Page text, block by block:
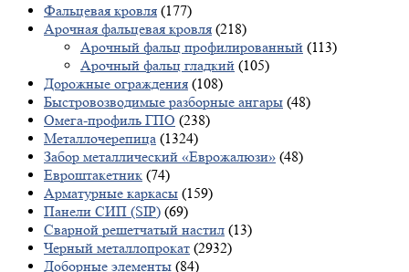
Фальцевая кровля (177)
Арочная фальцевая кровля (218)
Арочный фальц профилированный (113)
Арочный фальц гладкий (105)
Дорожные ограждения (108)
Быстровозводимые разборные ангары (48)
Омега-профиль ГПО (238)
Металлочерепица (1324)
Забор металлический «Еврожалюзи» (48)
Евроштакетник (74)
Арматурные каркасы (159)
Панели СИП (SIP) (69)
Сварной решетчатый настил (13)
Черный металлопрокат (2932)
Доборные элементы (84)